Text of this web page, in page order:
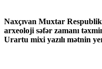
Naxçıvan Muxtar
arxeoloji səfər zamanı
Urartu mixi yazılı mətnin